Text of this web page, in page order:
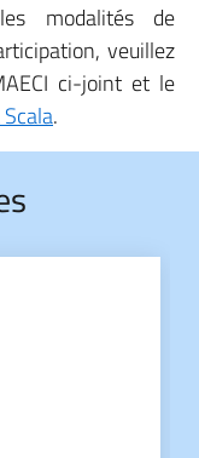
modalités de
veuillez
ci-joint et le
.